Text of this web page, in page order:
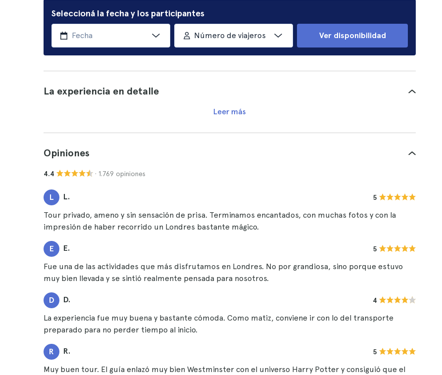
Seleccioná la fecha y los participantes
Número de viajeros Ver disponibilidad
La experiencia en detalle
Leer más
Opiniones
4.4 · 1.769 opiniones
L L. 5
Tour privado, ameno y sin sensación de prisa. Terminamos encantados, con muchas fotos y con la
impresión de haber recorrido un Londres bastante mágico.
E E. 5
Fue una de las actividades que más disfrutamos en Londres. No por grandiosa, sino porque estuvo
muy bien llevada y se sintió realmente pensada para nosotros.
D D. 4
La experiencia fue muy buena y bastante cómoda. Como matiz, conviene ir con lo del transporte
preparado para no perder tiempo al inicio.
R R. 5
Muy buen tour. El guía enlazó muy bien Westminster con el universo Harry Potter y consiguió que el